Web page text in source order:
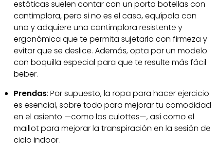
estáticas suelen contar con un porta botellas con
cantimplora, pero si no es el caso, equípala con
uno y adquiere una cantimplora resistente y
ergonómica que te permita sujetarla con firmeza y
evitar que se deslice. Además, opta por un modelo
con boquilla especial para que te resulte más fácil
beber.
Prendas: Por supuesto, la ropa para hacer ejercicio
es esencial, sobre todo para mejorar tu comodidad
en el asiento —como los culottes—, así como el
maillot para mejorar la transpiración en la sesión de
ciclo indoor.